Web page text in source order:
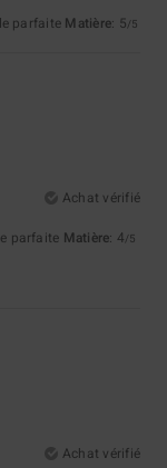
parfaite Matière: 5/5
Achat vérifié
parfaite Matière: 4/5
Achat vérifié